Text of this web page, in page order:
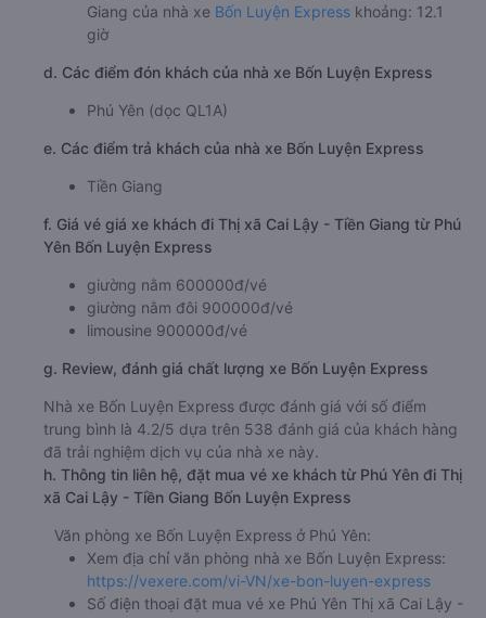
Giang của nhà xe Bốn Luyện Express khoảng: 12.1
giờ
d. Các điểm đón khách của nhà xe Bốn Luyện Express
Phú Yên (dọc QL1A)
e. Các điểm trả khách của nhà xe Bốn Luyện Express
Tiền Giang
f. Giá vé giá xe khách đi Thị xã Cai Lậy - Tiền Giang từ Phú
Yên Bốn Luyện Express
giường nằm 600000đ/vé
giường nằm đôi 900000đ/vé
limousine 900000đ/vé
g. Review, đánh giá chất lượng xe Bốn Luyện Express
Nhà xe Bốn Luyện Express được đánh giá với số điểm
trung bình là 4.2/5 dựa trên 538 đánh giá của khách hàng
đã trải nghiệm dịch vụ của nhà xe này.
h. Thông tin liên hệ, đặt mua vé xe khách từ Phú Yên đi Thị
xã Cai Lậy - Tiền Giang Bốn Luyện Express
Văn phòng xe Bốn Luyện Express ở Phú Yên:
Xem địa chỉ văn phòng nhà xe Bốn Luyện Express:
https://vexere.com/vi-VN/xe-bon-luyen-express
Số điện thoại đặt mua vé xe Phú Yên Thị xã Cai Lậy -